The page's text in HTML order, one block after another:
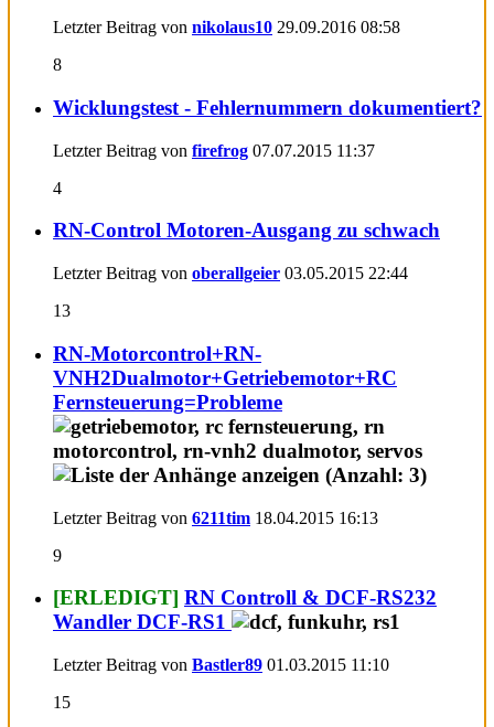
Letzter Beitrag von nikolaus10 29.09.2016 08:58
8
Wicklungstest - Fehlernummern dokumentiert?
Letzter Beitrag von firefrog 07.07.2015 11:37
4
RN-Control Motoren-Ausgang zu schwach
Letzter Beitrag von oberallgeier 03.05.2015 22:44
13
RN-Motorcontrol+RN-
VNH2Dualmotor+Getriebemotor+RC
Fernsteuerung=Probleme
Letzter Beitrag von 6211tim 18.04.2015 16:13
9
[ERLEDIGT] RN Controll & DCF-RS232
Wandler DCF-RS1
Letzter Beitrag von Bastler89 01.03.2015 11:10
15